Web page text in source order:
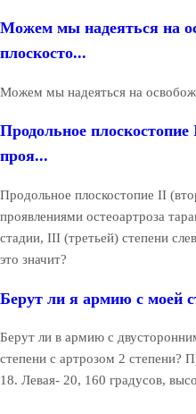
Можем мы надеяться на
плоскосто...
Можем мы надеяться на
Продольное
проя...
Продольное плоскостопие II
проявлениями остеоартроза
стадии, III (третьей) степени
это значит?
Берут ли я армию с моей
Берут ли в армию с
степени с артрозом 2 степени?
18. Левая- 20, 160 градусов,